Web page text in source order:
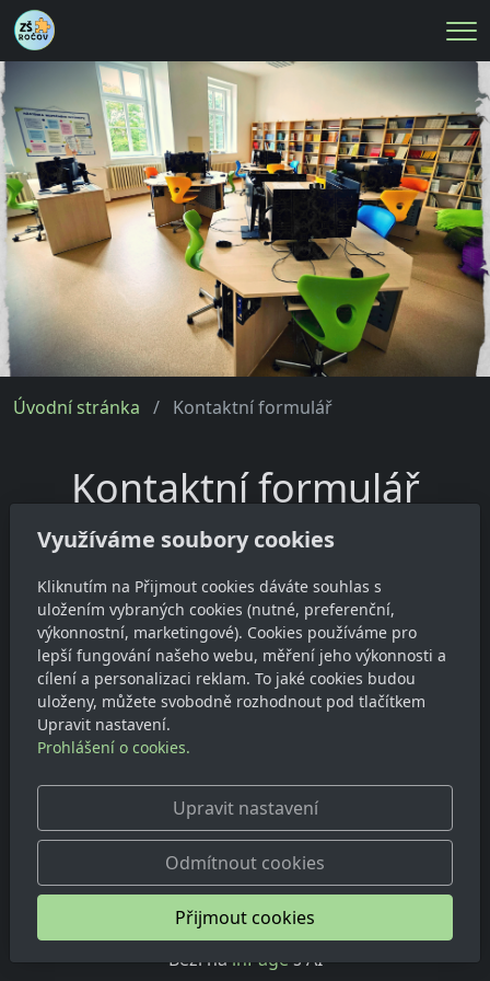
Úvodní stránka Kontaktní formulář
Kontaktní formulář
Pole s hvězdičkou * jsou povinná.
Odeslat
© 2026
Základní škola Ročov, příspěvková organizace
Běží nainPages AI
Využíváme soubory cookies
Kliknutím na Přijmout cookies dáváte souhlas s
uložením vybraných cookies (nutné, preferenční,
výkonnostní, marketingové). Cookies používáme pro
lepší fungování našeho webu, měření jeho výkonnosti a
cílení a personalizaci reklam. To jaké cookies budou
uloženy, můžete svobodně rozhodnout pod tlačítkem
Upravit nastavení.
Prohlášení o cookies.
Upravit nastavení
Odmítnout cookies
Přijmout cookies